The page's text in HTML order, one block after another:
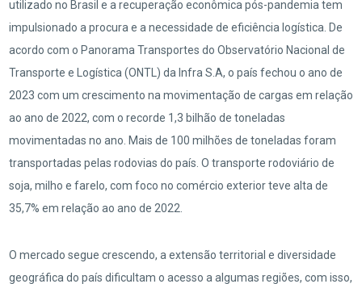
utilizado no Brasil e a recuperação econômica pós-pandemia tem
impulsionado a procura e a necessidade de eficiência logística. De
acordo com o Panorama Transportes do Observatório Nacional de
Transporte e Logística (ONTL) da Infra S.A, o país fechou o ano de
2023 com um crescimento na movimentação de cargas em relação
ao ano de 2022, com o recorde 1,3 bilhão de toneladas
movimentadas no ano. Mais de 100 milhões de toneladas foram
transportadas pelas rodovias do país. O transporte rodoviário de
soja, milho e farelo, com foco no comércio exterior teve alta de
35,7% em relação ao ano de 2022.
O mercado segue crescendo, a extensão territorial e diversidade
geográfica do país dificultam o acesso a algumas regiões, com isso,